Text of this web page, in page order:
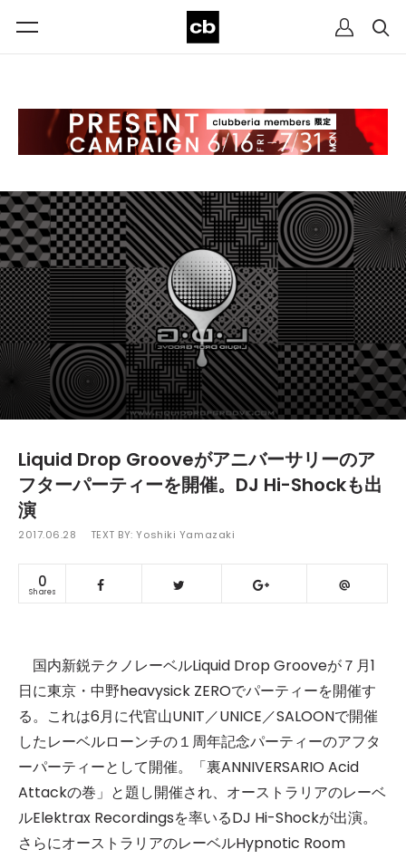
Liquid Drop Grooveがアニバーサリーのア
フターパーティーを開催。DJ Hi-Shockも出
演
2017.06.28 TEXT BY:Yoshiki Yamazaki
0
Shares
国内新鋭テクノレーベルLiquid Drop Grooveが７月1
日に東京・中野heavysick ZEROでパーティーを開催す
る。これは6月に代官山UNIT／UNICE／SALOONで開催
したレーベルローンチの１周年記念パーティーのアフタ
ーパーティーとして開催。「裏ANNIVERSARIO Acid
Attackの巻」と題し開催され、オーストラリアのレーベ
ルElektrax Recordingsを率いるDJ Hi-Shockが出演。
さらにオーストラリアのレーベルHypnotic Room